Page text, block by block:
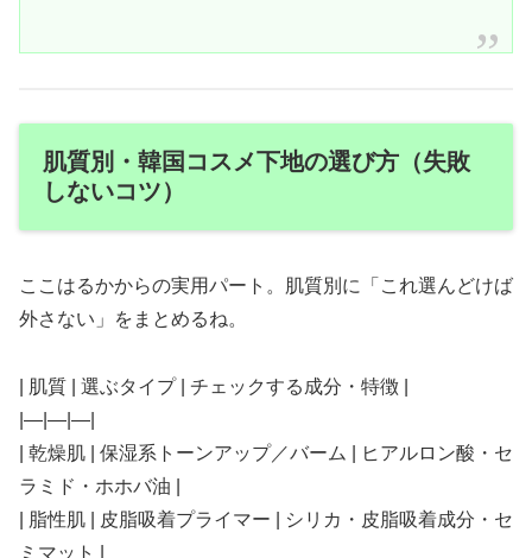
肌質別・韓国コスメ下地の選び方（失敗
しないコツ）
ここはるかからの実用パート。肌質別に「これ選んどけば
外さない」をまとめるね。
| 肌質 | 選ぶタイプ | チェックする成分・特徴 |
|—|—|—|
| 乾燥肌 | 保湿系トーンアップ／バーム | ヒアルロン酸・セ
ラミド・ホホバ油 |
| 脂性肌 | 皮脂吸着プライマー | シリカ・皮脂吸着成分・セ
ミマット |